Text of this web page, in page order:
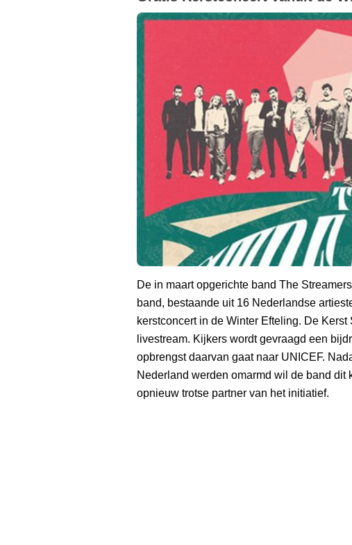
De in maart opgerichte band The
band, bestaande uit 16 Nederlandse
kerstconcert in de Winter Efteling. De
livestream. Kijkers wordt gevraagd een
opbrengst daarvan gaat naar UNICEF.
Nederland werden omarmd wil de band
opnieuw trotse partner van het initiatief.